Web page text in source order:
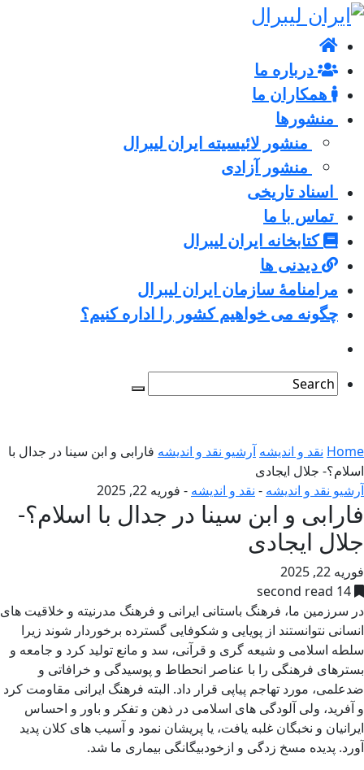
درباره ما
همکاران ما
منشورها
منشور لائیسیته ایران لیبرال
منشور آزادی
اسناد تاریخی
تماس با ما
کتابخانه ایران لیبرال
دیدنی ها
مرامنامۀ سازمان ایران لیبرال
چگونه می خواهیم کشور را اداره کنیم؟
Home نقد و اندیشه آرشیو نقد و اندیشه فارابی و ابن سینا در جدال با
اسلام؟- جلال ایجادی
آرشیو نقد و اندیشه - نقد و اندیشه - فوریه 22, 2025
فارابی و ابن سینا در جدال با اسلام؟-
جلال ایجادی
فوریه 22, 2025
14 second read
در سرزمین ما، فرهنگ باستانی ایرانی و فرهنگ مدرنیته و خلاقیت های
انسانی نتوانستند از پویایی و شکوفایی گسترده برخوردار شوند زیرا
سلطه اسلامی و شیعه گری و قرآنی، سد و مانع تولید کرد و جامعه و
بسترهای فرهنگی را با عناصر انحطاط و پوسیدگی و خرافاتی و
ضدعلمی، مورد تهاجم پیاپی قرار داد. البته فرهنگ ایرانی مقاومت کرد
و آفرید، ولی آلودگی های اسلامی در ذهن و تفکر و باور و احساس
ایرانیان و نخبگان غلبه یافت، یا پریشان نمود و آسیب های کلان پدید
آورد. پدیده مسخ زدگی و ازخودبیگانگی بیماری ما شد.